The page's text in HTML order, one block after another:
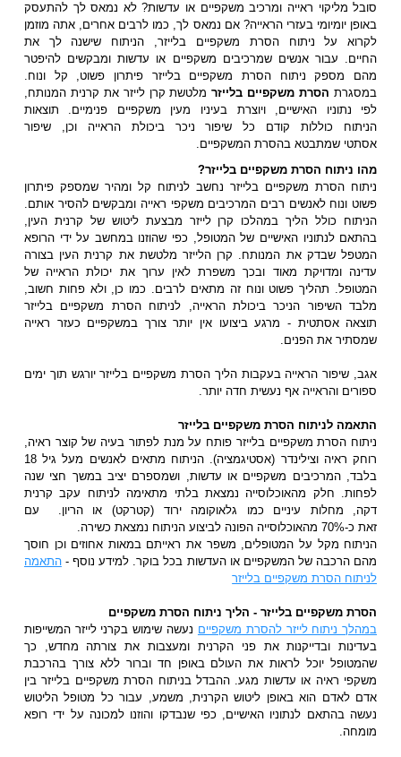
סובל מליקוי ראייה ומרכיב משקפיים או עדשות? לא נמאס לך להתעסק
באופן יומיומי בעזרי הראייה? אם נמאס לך, כמו לרבים אחרים, אתה מוזמן
לקרוא על ניתוח הסרת משקפיים בלייזר, הניתוח שישנה לך את
החיים. עבור אנשים שמרכיבים משקפיים או עדשות ומבקשים להיפטר
מהם מספק ניתוח הסרת משקפיים בלייזר פיתרון פשוט, קל ונוח.
במסגרת הסרת משקפיים בלייזרמלטשת קרן לייזר את קרנית המנותח,
לפי נתוניו האישיים, ויוצרת בעיניו מעין משקפיים פנימיים. תוצאות
הניתוח כוללות קודם כל שיפור ניכר ביכולת הראייה וכן, שיפור
אסתטי שמתבטא בהסרת המשקפיים.
מהו ניתוח הסרת משקפיים בלייזר?
ניתוח הסרת משקפיים בלייזר נחשב לניתוח קל ומהיר שמספק פיתרון
פשוט ונוח לאנשים רבים המרכיבים משקפי ראייה ומבקשים להסיר אותם.
הניתוח כולל הליך במהלכו קרן לייזר מבצעת ליטוש של קרנית העין,
בהתאם לנתוניו האישיים של המטופל, כפי שהוזנו במחשב על ידי הרופא
המטפל שבדק את המנותח. קרן הלייזר מלטשת את קרנית העין בצורה
עדינה ומדויקת מאוד ובכך משפרת לאין ערוך את יכולת הראייה של
המטופל. תהליך פשוט ונוח זה מתאים לרבים. כמו כן, ולא פחות חשוב,
מלבד השיפור הניכר ביכולת הראייה, לניתוח הסרת משקפיים בלייזר
תוצאה אסתטית - מרגע ביצועו אין יותר צורך במשקפיים כעזר ראייה
שמסתיר את הפנים.
אגב, שיפור הראייה בעקבות הליך הסרת משקפיים בלייזר יורגש תוך ימים
ספורים והראייה אף נעשית חדה יותר.
התאמה לניתוח הסרת משקפיים בלייזר
ניתוח הסרת משקפיים בלייזר פותח על מנת לפתור בעיה של קוצר ראיה,
רוחק ראיה וצילינדר (אסטיגמציה). הניתוח מתאים לאנשים מעל גיל 18
בלבד, המרכיבים משקפיים או עדשות, ושמספרם יציב במשך חצי שנה
לפחות. חלק מהאוכלוסייה נמצאת בלתי מתאימה לניתוח עקב קרנית
דקה, מחלות עיניים כמו גלאוקומה ירוד (קטרקט) או הריון. עם
זאת כ-70% מהאוכלוסייה הפונה לביצוע הניתוח נמצאת כשירה.
הניתוח מקל על המטופלים, משפר את ראייתם במאות אחוזים וכן חוסך
מהם הרכבה של המשקפיים או העדשות בכל בוקר. למידע נוסף -התאמה
לניתוח הסרת משקפיים בלייזר
הסרת משקפיים בלייזר - הליך ניתוח הסרת משקפיים
במהלך ניתוח לייזר להסרת משקפיים נעשה שימוש בקרני לייזר המשייפות
בעדינות ובדייקנות את פני הקרנית ומעצבות את צורתה מחדש, כך
שהמטופל יוכל לראות את העולם באופן חד וברור ללא צורך בהרכבת
משקפי ראיה או עדשות מגע. ההבדל בניתוח הסרת משקפיים בלייזר בין
אדם לאדם הוא באופן ליטוש הקרנית, משמע, עבור כל מטופל הליטוש
נעשה בהתאם לנתוניו האישיים, כפי שנבדקו והוזנו למכונה על ידי רופא
מומחה.